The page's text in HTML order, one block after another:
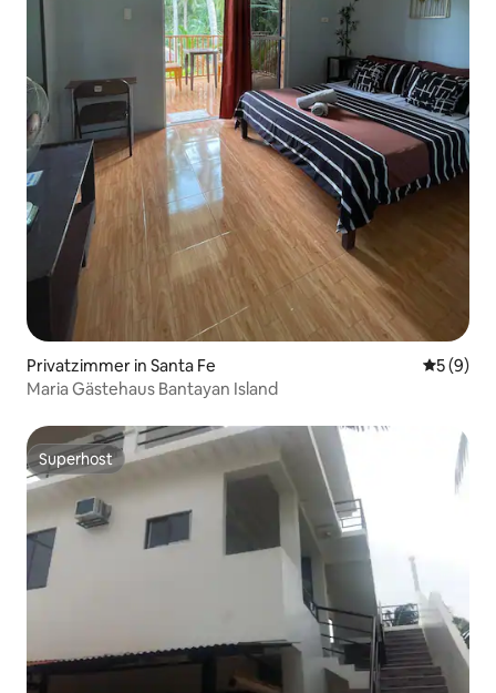
Privatzimmer in Santa Fe
5 (9)
Maria Gästehaus Bantayan Island
Superhost
Superhost